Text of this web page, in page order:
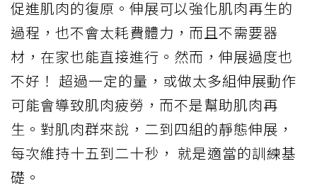
促進肌肉的復原。伸展可以強化肌肉再生的
過程，也不會太耗費體力，而且不需要器
材，在家也能直接進行。然而，伸展過度也
不好！ 超過一定的量，或做太多組伸展動作
可能會導致肌肉疲勞，而不是幫助肌肉再
生。對肌肉群來說，二到四組的靜態伸展，
每次維持十五到二十秒， 就是適當的訓練基
礎。